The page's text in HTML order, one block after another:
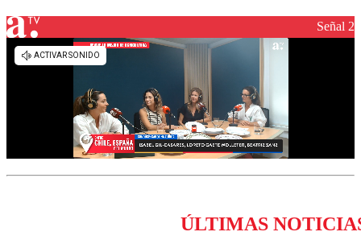
Señal 2
ÚLTIMAS